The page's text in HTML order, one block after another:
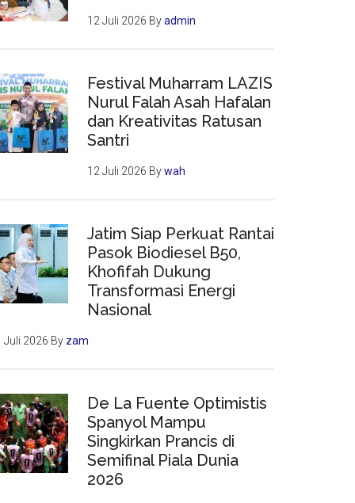
12 Juli 2026 Byadmin
Festival Muharram LAZIS
Nurul Falah Asah Hafalan
dan Kreativitas Ratusan
Santri
12 Juli 2026 Bywah
Jatim Siap Perkuat Rantai
Pasok Biodiesel B50,
Khofifah Dukung
Transformasi Energi
Nasional
Juli 2026 By zam
De La Fuente Optimistis
Spanyol Mampu
Singkirkan Prancis di
Semifinal Piala Dunia
2026